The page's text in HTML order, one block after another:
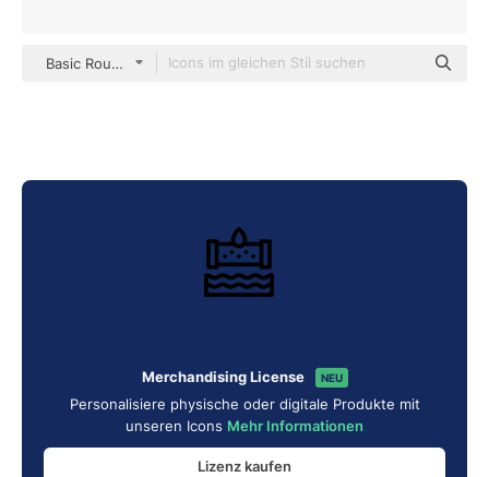
Basic Rounded Lineal
Merchandising License NEU
Personalisiere physische oder digitale Produkte mit
unseren Icons Mehr Informationen
Lizenz kaufen